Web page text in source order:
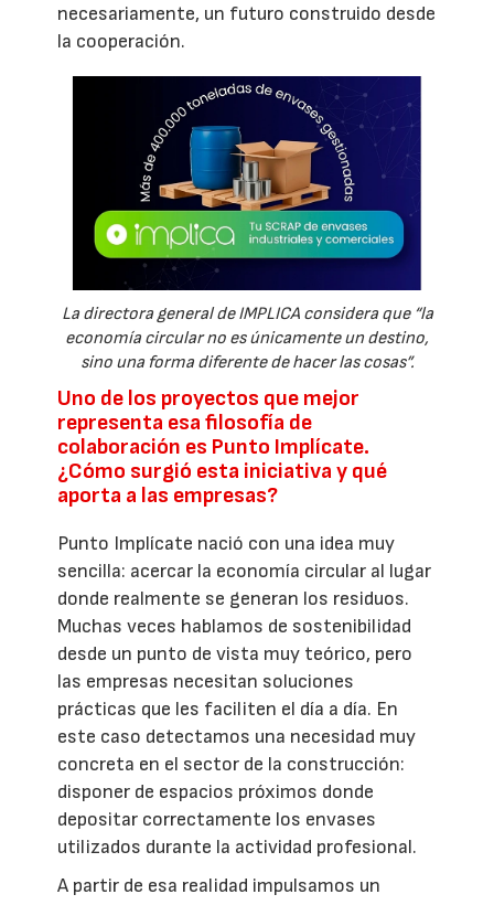
necesariamente, un futuro construido desde
la cooperación.
La directora general de IMPLICA considera que “la
economía circular no es únicamente un destino,
sino una forma diferente de hacer las cosas”.
Uno de los proyectos que mejor
representa esa filosofía de
colaboración es Punto Implícate.
¿Cómo surgió esta iniciativa y qué
aporta a las empresas?
Punto Implícate nació con una idea muy
sencilla: acercar la economía circular al lugar
donde realmente se generan los residuos.
Muchas veces hablamos de sostenibilidad
desde un punto de vista muy teórico, pero
las empresas necesitan soluciones
prácticas que les faciliten el día a día. En
este caso detectamos una necesidad muy
concreta en el sector de la construcción:
disponer de espacios próximos donde
depositar correctamente los envases
utilizados durante la actividad profesional.
A partir de esa realidad impulsamos un